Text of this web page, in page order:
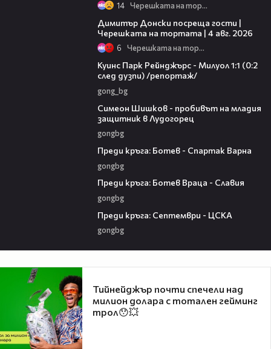
14 Черешката на тортата
Димитър Донски посреща гости |
Черешката на тортата | 4 авг. 2026
6 Черешката на тортата
Куинс Парк Рейнджърс - Милуол 1:1 (0:2
след дузпи) /репортаж/
gong_bg
Симеон Шишков - пробивът на младия
защитник в Лудогорец
gongbg
Преди кръга: Ботев - Спартак Варна
gongbg
Преди кръга: Ботев Враца - Славия
gongbg
Преди кръга: Септември - ЦСКА
gongbg
Тийнейджър почти спечели над
милион долара с тотален гейминг
трол😯💥